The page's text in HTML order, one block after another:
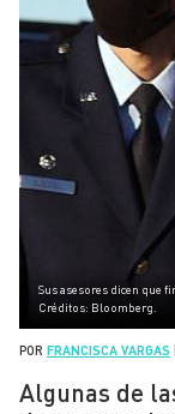
Sus asesores dicen que
Créditos: Bloomberg.
POR FRANCISCA VARGAS
Algunas de